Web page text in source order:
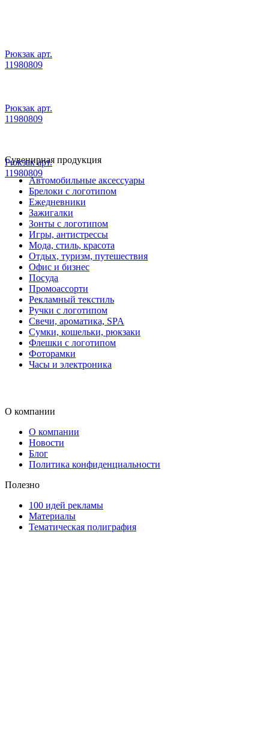
Рюкзак арт.
11980809
Рюкзак арт.
11980809
Рюкзак арт.
11980809
Сувенирная продукция
Автомобильные аксессуары
Брелоки с логотипом
Ежедневники
Зажигалки
Зонты с логотипом
Игры, антистрессы
Мода, стиль, красота
Отдых, туризм, путешествия
Офис и бизнес
Посуда
Промоассорти
Рекламный текстиль
Ручки с логотипом
Свечи, ароматика, SPA
Сумки, кошельки, рюкзаки
Флешки с логотипом
Фоторамки
Часы и электроника
О компании
О компании
Новости
Блог
Политика конфиденциальности
Полезно
100 идей рекламы
Материалы
Тематическая полиграфия